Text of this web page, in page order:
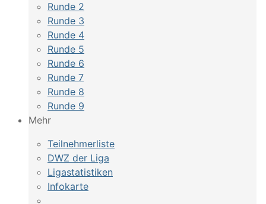
Runde 2
Runde 3
Runde 4
Runde 5
Runde 6
Runde 7
Runde 8
Runde 9
Mehr
Teilnehmerliste
DWZ der Liga
Ligastatistiken
Infokarte